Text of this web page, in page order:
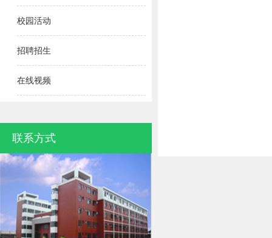
校园活动
招聘招生
在线视频
联系方式